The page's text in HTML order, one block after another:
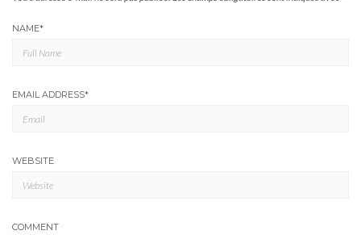
NAME*
EMAIL ADDRESS*
WEBSITE
COMMENT